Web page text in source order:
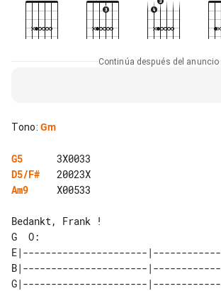
Continúa después del anuncio
Tono: Gm
G5
D5/F#
Am9
     X00533
G  O:
E|----------------------|------------
B|----------------------|------------
G|----------------------|------------